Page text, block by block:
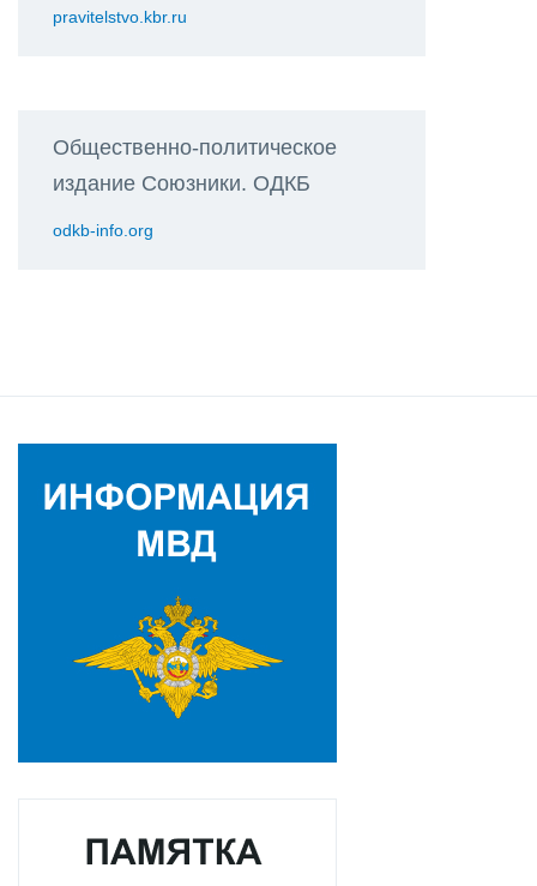
pravitelstvo.kbr.ru
Общественно-политическое
издание Союзники. ОДКБ
odkb-info.org